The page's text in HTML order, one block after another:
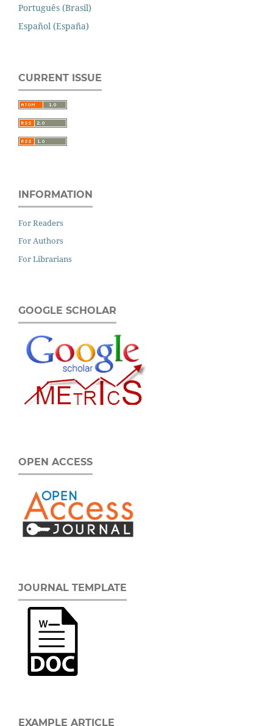
Português (Brasil)
Español (España)
CURRENT ISSUE
INFORMATION
For Readers
For Authors
For Librarians
GOOGLE SCHOLAR
OPEN ACCESS
JOURNAL TEMPLATE
EXAMPLE ARTICLE